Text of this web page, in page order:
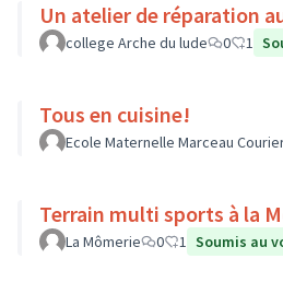
Un atelier de réparation
college Arche du lude 0 1
Tous en cuisine!
Ecole Maternelle Marceau
Terrain multi sports à la
La Mômerie 0 1 Soumis au